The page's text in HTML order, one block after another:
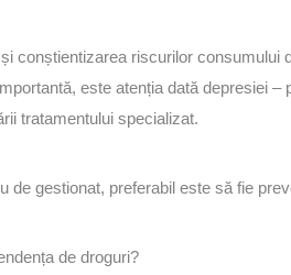
conștientizarea riscurilor consumului
este atenția dată depresiei –
tratamentului specializat.
de gestionat, preferabil este să fie
de droguri?